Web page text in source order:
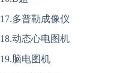
17.多普勒成像仪
18.动态心电图机
19.脑电图机